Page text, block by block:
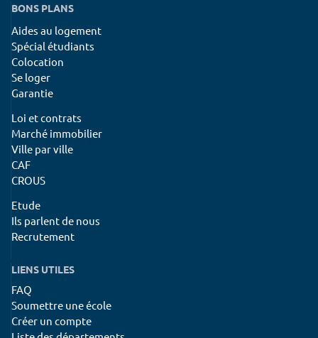
BONS PLANS
Aides au logement
Spécial étudiants
Colocation
Se loger
Garantie
Loi et contrats
Marché immobilier
Ville par ville
CAF
CROUS
Etude
Ils parlent de nous
Recrutement
LIENS UTILES
FAQ
Soumettre une école
Créer un compte